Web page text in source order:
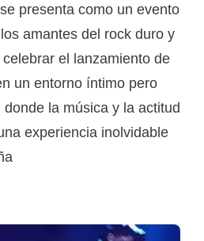
presenta como un evento
amantes del rock duro y
el lanzamiento de
un entorno íntimo pero
la música y la actitud
experiencia inolvidable